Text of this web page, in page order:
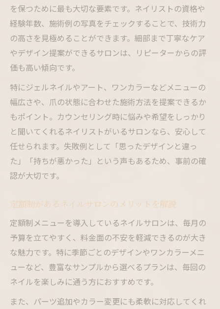
る
オフのタイミングを知ることが通いやすさ
につながる
ネイルサロンでの施術前後のケアが大切な
理由
ネイルサロン選びと健康的なネイル生活の
関係
ネイルサロンで相談できる自爪のケアポイ
ント
ネイルサロン初心者も安心なポイント
ネイルサロン初心者が知っておきたい流れ
初めてのネイルサロンでも安心できる選び
方
極め方
予約や料金がわかりやすいネイルサロンの
特徴
ネイルサロンでスタッフに要望を伝えるコ
を保つために最も大切な要素です。ネイリストの資格や
経験年数、施術例の写真をチェックすることで、技術力
の高さを見極めることができます。細部まで丁寧なケア
やデザイン提案ができるサロンは、リピーターからの評
価も高い傾向です。
特にジェルネイルやアート、ワンカラーなどメニューの
幅広さや、爪の状態に合わせた施術方法を提案できるか
もポイント。カウンセリング時に悩みや希望をしっかり
と聞いてくれるネイリストがいるサロンなら、安心して
任せられます。失敗例として「思ったデザインと違っ
た」「持ちが悪かった」という声もあるため、事前の確
認が大切です。
定額制があるネイルサロンのメリットを解説
定額制メニューを導入しているネイルサロンは、毎月の
予算を立てやすく、料金面の不安を軽減できるのが大き
な魅力です。特に季節ごとのデザインやワンカラーメニ
ューなど、豊富なサンプルから選べるプランは、毎回の
ネイルを楽しみに通う方におすすめです。
また、パーツ追加やカラー変更にも柔軟に対応してくれ